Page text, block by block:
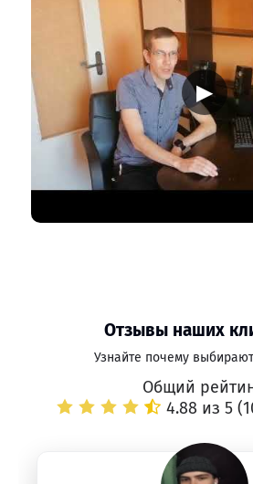
▶
Отзывы наших
Узнайте почему
Общий
4.88 из 5 (